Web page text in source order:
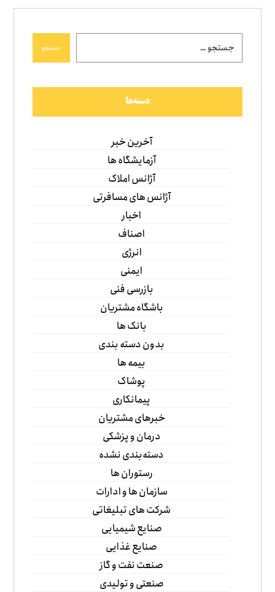
جستجو
دسته‌ها
آخرین خبر
آزمایشگاه ها
آژانس املاک
آژانس های مسافرتی
اخبار
اصناف
انرژی
ایمنی
بازرسی فنی
باشگاه مشتریان
بانک ها
بدون دسته بندی
بیمه ها
پوشاک
پیمانکاری
خبرهای مشتریان
درمان و پزشکی
دسته‌بندی نشده
رستوران ها
سازمان ها و ادارات
شرکت های تبلیغاتی
صنایع شیمیایی
صنایع غذایی
صنعت نفت و گاز
صنعتی و تولیدی